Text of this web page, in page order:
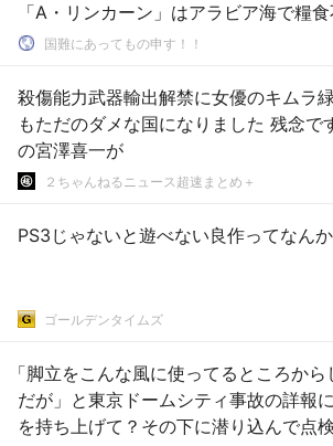
「A・リンカーン」はアラビア海で糧
[4/22]国難にあってもの申す！！
殺傷能力武器輸出解禁に女優のキムラ
もただのダメな国になりました 残念です」 | 自民党
の宮澤喜一が
２ちゃんねるニュース超速まとめ＋
PS3じゃないと遊べない良作ってなん
ゴールデンタイムズ
「脚立をこんな風に使ってるところか
だが」と東京ドームシティ事故の詳報
を持ち上げて？その下に潜り込んで点